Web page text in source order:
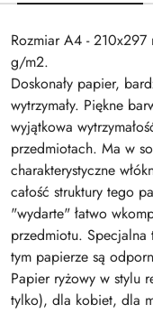
Rozmiar A4 -
g/m2.
Doskonały papier,
wytrzymały. Piękne
wyjątkowa
przedmiotach. Ma w
charakterystyczne
całość struktury tego
"wydarte" łatwo
przedmiotu.
tym papierze są
Papier ryżowy w stylu
tylko), dla kobiet, dla